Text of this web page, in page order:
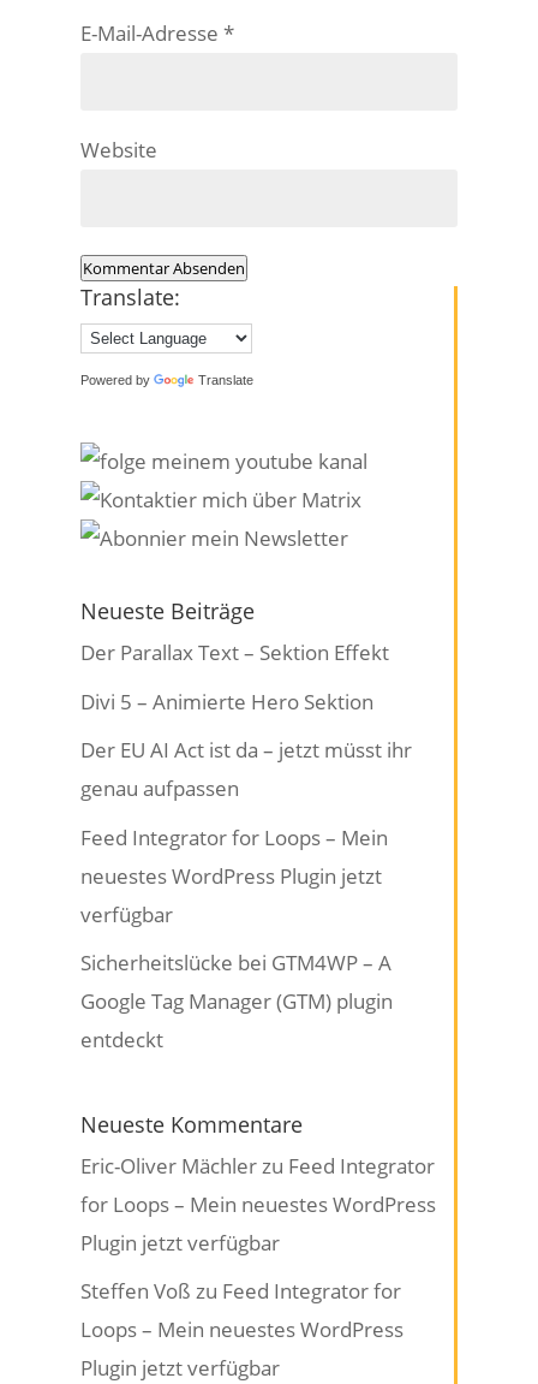
E-Mail-Adresse*
Website
Kommentar Absenden
Translate:
Powered by Translate
Neueste Beiträge
Der Parallax Text – Sektion Effekt
Divi 5 – Animierte Hero Sektion
Der EU AI Act ist da – jetzt müsst ihr
genau aufpassen
Feed Integrator for Loops – Mein
neuestes WordPress Plugin jetzt
verfügbar
Sicherheitslücke bei GTM4WP – A
Google Tag Manager (GTM) plugin
entdeckt
Neueste Kommentare
Eric-Oliver Mächlerzu Feed Integrator
for Loops – Mein neuestes WordPress
Plugin jetzt verfügbar
Steffen Voß zu Feed Integrator for
Loops – Mein neuestes WordPress
Plugin jetzt verfügbar